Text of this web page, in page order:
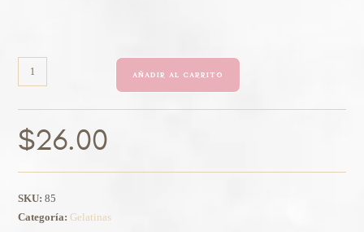
AÑADIR AL CARRITO
$26.00
SKU:85
Categoría:Gelatinas